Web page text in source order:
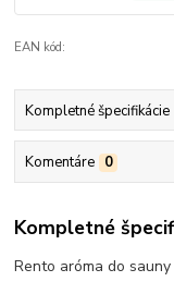
EAN kód:
Kompletné špecifikácie
Komentáre 0
Kompletné
Rento aróma do